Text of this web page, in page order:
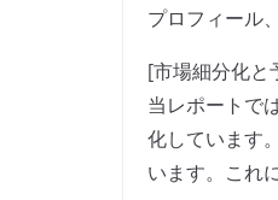
プロフィール
[市場細分化と
当レポートで
化しています
います。これ